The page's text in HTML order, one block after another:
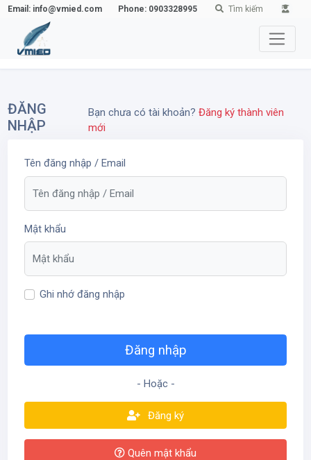
Email: info@vmied.com Phone: 0903328995 Tìm kiếm
ĐĂNG
NHẬP
Bạn chưa có tài khoản? Đăng ký thành viên
mới
Tên đăng nhập / Email
Mật khẩu
Ghi nhớ đăng nhập
- Hoặc -
Đăng ký
Quên mật khẩu